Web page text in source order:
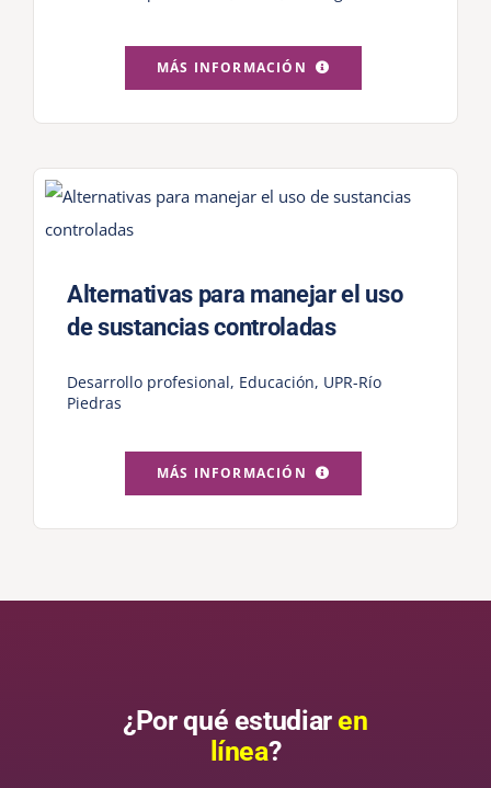
MÁS INFORMACIÓN
Alternativas para manejar el uso
de sustancias controladas
Desarrollo profesional, Educación, UPR-Río
Piedras
MÁS INFORMACIÓN
¿Por qué estudiaren
línea?